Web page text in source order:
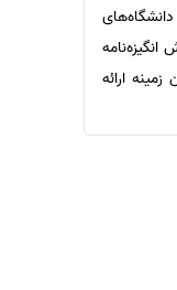
ارائه